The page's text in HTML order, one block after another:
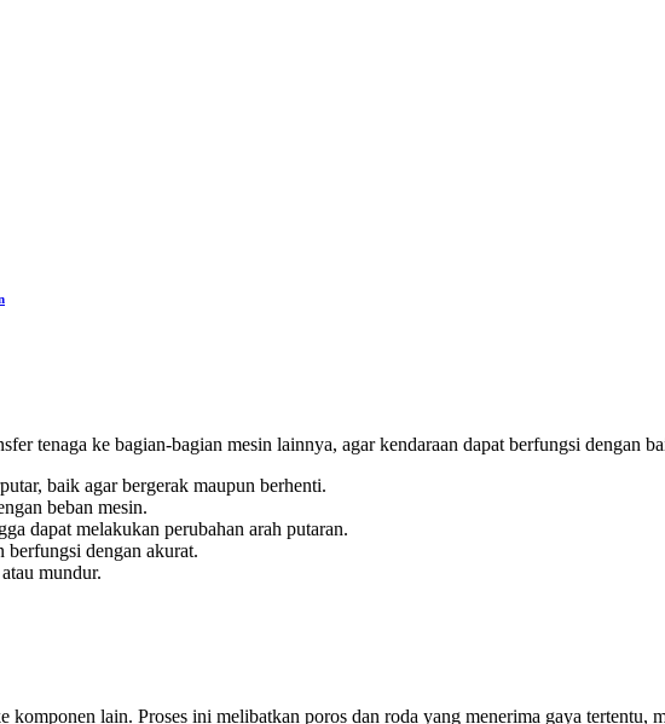
tenaga ke bagian-bagian mesin lainnya, agar kendaraan dapat berfungsi
baik agar bergerak maupun berhenti.
beban mesin.
dapat melakukan perubahan arah putaran.
berfungsi dengan akurat.
mundur.
lain. Proses ini melibatkan poros dan roda yang menerima gaya tertentu,